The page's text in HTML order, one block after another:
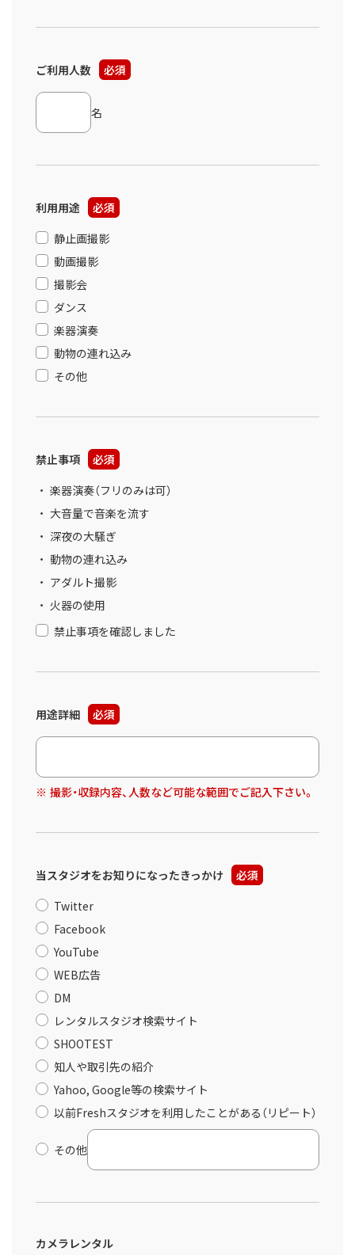
ご利用人数 必須
名
利用用途
必須
静止画撮影
動画撮影
撮影会
ダンス
楽器演奏
動物の連れ込み
その他
禁止事項
必須
楽器演奏（フリのみは可）
大音量で音楽を流す
深夜の大騒ぎ
動物の連れ込み
アダルト撮影
火器の使用
禁止事項を確認しました
用途詳細 必須
撮影・収録内容、人数など可能な範囲でご記入下さい。
当スタジオをお知りになったきっかけ
必須
Twitter
Facebook
YouTube
WEB広告
DM
レンタルスタジオ検索サイト
SHOOTEST
知人や取引先の紹介
Yahoo, Google等の検索サイト
以前Freshスタジオを利用したことがある（リピート）
その他
カメラレンタル